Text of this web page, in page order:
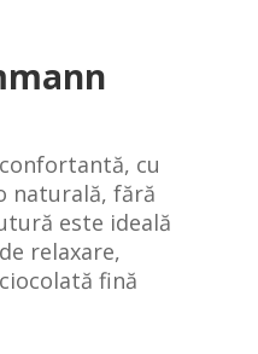
cu
naturală, fără
este ideală
relaxare,
fină